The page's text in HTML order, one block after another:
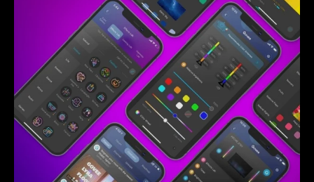
Mit mondanak a vásárlók
Light Quality App Functionality Build Quality Ease
0
A vásárlók említik
0
Pozitív
0
Negatív
Összefoglaló ：
AI által generált a vásárlói értékelések szövegéből